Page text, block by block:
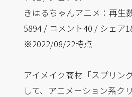
きはるちゃんアニメ：再生
5894 / コメント40 / シェア
※2022/08/22時点
アイメイク商材「スプリン
して、アニメーション系ク